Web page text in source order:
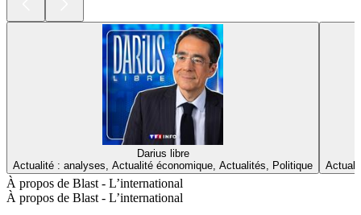
Darius libre
Actualité : analyses, Actualité économique, Actualités, Politique
À propos de Blast - L’international
À propos de Blast - L’international